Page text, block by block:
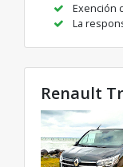
Exención
La
Renault